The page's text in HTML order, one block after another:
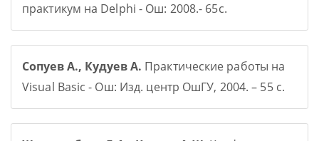
практикум на Delphi - Ош: 2008.- 65с.
Сопуев А., Кудуев А. Практические работы на
Visual Basic - Ош: Изд. центр ОшГУ, 2004. – 55 с.